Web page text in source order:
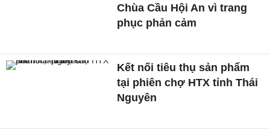
Chùa Cầu Hội An vì trang
phục phản cảm
Kết nối tiêu thụ sản phẩm
tại phiên chợ HTX tỉnh Thái
Nguyên